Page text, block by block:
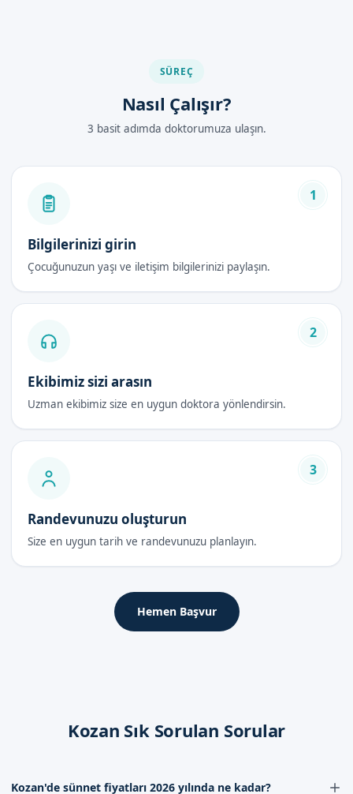
SÜREÇ
Nasıl Çalışır?
3 basit adımda doktorumuza ulaşın.
1
Bilgilerinizi girin
Çocuğunuzun yaşı ve iletişim bilgilerinizi paylaşın.
2
Ekibimiz sizi arasın
Uzman ekibimiz size en uygun doktora yönlendirsin.
3
Randevunuzu oluşturun
Size en uygun tarih ve randevunuzu planlayın.
Hemen Başvur
Kozan Sık Sorulan Sorular
Kozan'de sünnet fiyatları 2026 yılında ne kadar?